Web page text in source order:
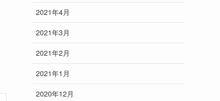
2021年4月
2021年3月
2021年2月
2021年1月
2020年12月